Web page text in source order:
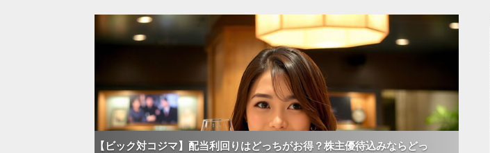
【ビック対コジマ】配当利回りはどっちがお得？株主優待込みならどっ